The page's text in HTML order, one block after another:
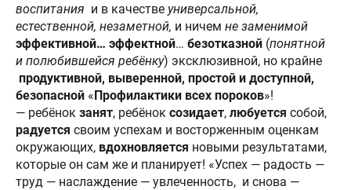
воспитания и в качестве универсальной,
естественной, незаметной, и ничем не заменимой
эффективной… эффектной… безотказной (понятной
и полюбившейся ребёнку) эксклюзивной, но крайне
продуктивной, выверенной, простой и доступной,
безопасной «Профилактики всех пороков»!
— ребёнок занят, ребёнок созидает, любуется собой,
радуется своим успехам и восторженным оценкам
окружающих, вдохновляется новыми результатами,
которые он сам же и планирует! «Успех — радость —
труд — наслаждение — увлеченность, и снова —